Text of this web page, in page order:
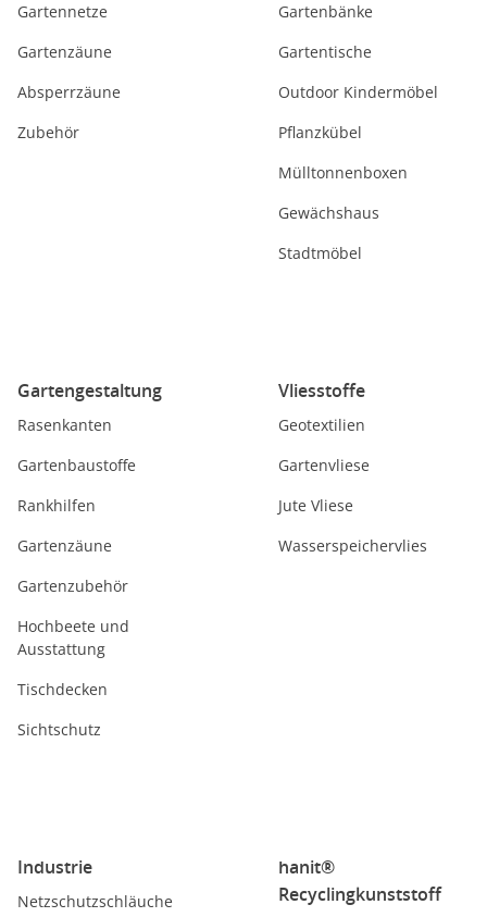
Gartennetze
Gartenzäune
Absperrzäune
Zubehör
Gartenbänke
Gartentische
Outdoor Kindermöbel
Pflanzkübel
Mülltonnenboxen
Gewächshaus
Stadtmöbel
Gartengestaltung
Rasenkanten
Gartenbaustoffe
Rankhilfen
Gartenzäune
Gartenzubehör
Hochbeete und
Ausstattung
Tischdecken
Sichtschutz
Vliesstoffe
Geotextilien
Gartenvliese
Jute Vliese
Wasserspeichervlies
Industrie
Netzschutzschläuche
hanit®
Recyclingkunststoff